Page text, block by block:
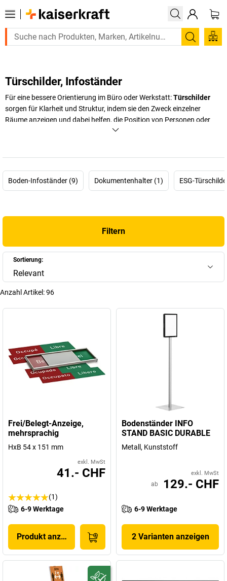
Suchen
Türschilder, Infoständer
Für eine bessere Orientierung im Büro oder Werkstatt:Türschilder
sorgen für Klarheit und Struktur, indem sie den Zweck einzelner
Räume anzeigen und dabei helfen, die Position von Personen oder
Abteilungen zu erkennen. Dies erleichtert es sowohl Mitarbeitern als
Boden-Infoständer (9) Dokumentenhalter (1) ESG-
Filtern
Sortierung:
Relevant
Anzahl Artikel:96
Frei/Belegt-Anzeige,
mehrsprachig
HxB 54 x 151 mm
exkl. MwSt
41.- CHF
(1)
6-9 Werktage
Produkt anzeigen
Bodenständer INFO
STAND BASIC DURABLE
Metall, Kunststoff
exkl. MwSt
ab 129.- CHF
6-9 Werktage
2 Varianten anzeigen